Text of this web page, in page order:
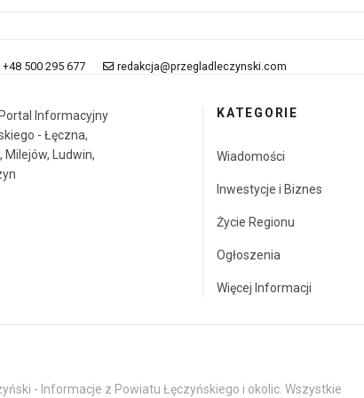
+48 500 295 677 redakcja@przegladleczynski.com
Informacyjny
- Łęczna,
Milejów, Ludwin,
KATEGORIE
Wiadomości
Inwestycje i Biznes
Życie Regionu
Ogłoszenia
Więcej Informacji
- Informacje z Powiatu Łęczyńskiego i okolic. Wszystkie